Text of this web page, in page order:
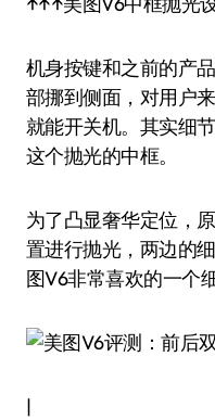
机身按键和之前的产
部挪到侧面，对用户
就能开关机。其实细
这个抛光的中框。
为了凸显奢华定位，
置进行抛光，两边的
图V6非常喜欢的一个
|